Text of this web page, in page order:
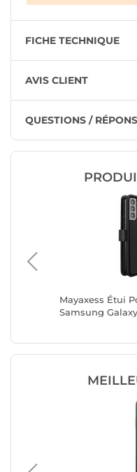
FICHE TECHNIQUE
AVIS CLIENT
QUESTIONS /
Mayaxess Étui
Samsung